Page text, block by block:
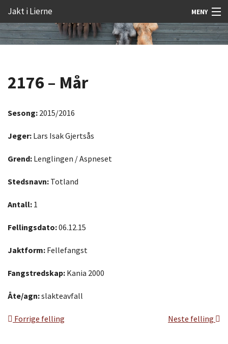
Jakt i Lierne MENY
Nyheter
Fangst
innholdet
Forstørre
2176 – Mår
Sesong: 2015/2016
Jeger: Lars Isak Gjertsås
Grend: Lenglingen / Aspneset
Stedsnavn: Totland
Antall: 1
Fellingsdato:06.12.15
Jaktform: Fellefangst
Fangstredskap: Kania 2000
Åte/agn:slakteavfall
Forrige felling Neste felling